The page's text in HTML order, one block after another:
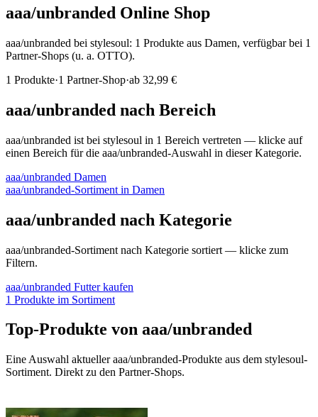
aaa/unbranded Online Shop
aaa/unbranded bei stylesoul: 1 Produkte aus Damen, verfügbar bei 1
Partner-Shops (u. a. OTTO).
1 Produkte·1 Partner-Shop·ab 32,99 €
aaa/unbranded nach Bereich
aaa/unbranded ist bei stylesoul in 1 Bereich vertreten — klicke auf
einen Bereich für die aaa/unbranded-Auswahl in dieser Kategorie.
aaa/unbranded Damen
aaa/unbranded-Sortiment in Damen
aaa/unbranded nach Kategorie
aaa/unbranded-Sortiment nach Kategorie sortiert — klicke zum
Filtern.
aaa/unbranded Futterkaufen
1 Produkte im Sortiment
Top-Produkte von aaa/unbranded
Eine Auswahl aktuelleraaa/unbranded-Produkte aus dem stylesoul-
Sortiment. Direkt zu den Partner-Shops.